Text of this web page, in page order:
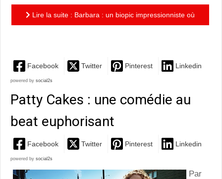
Lire la suite : Barbara : un biopic impressionniste où
Facebook Twitter Pinterest Linkedin
powered by social2s
Patty Cakes : une comédie au
beat euphorisant
Facebook Twitter Pinterest Linkedin
powered by social2s
Par